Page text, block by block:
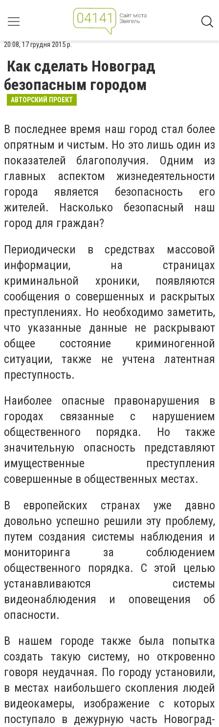
20:08, 17 грудня 2015 р.
Как сделать Новоград
безопасным городом
АВТОРСКИЙ ПРОЕКТ
В последнее время наш город стал более
опрятным и чистым. Но это лишь один из
показателей благополучия. Одним из
главных аспектом жизнедеятельности
города является безопасность его
жителей. Насколько безопасный наш
город для граждан?
Периодически в средствах массовой
информации, на страницах
криминальной хроники, появляются
сообщения о совершенных и раскрытых
преступлениях. Но необходимо заметить,
что указанные данные не раскрывают
общее состояние криминогенной
ситуации, также не учтена латентная
преступность.
Наиболее опасные правонарушения в
городах связанные с нарушением
общественного порядка. Но также
значительную опасность представляют
имущественные преступления
совершенные в общественных местах.
В европейских странах уже давно
довольно успешно решили эту проблему,
путем создания системы наблюдения и
мониторинга за соблюдением
общественного порядка. С этой целью
устанавливаются системы
видеонаблюдения и оповещения об
опасности.
В нашем городе также была попытка
создать такую систему, но откровенно
говоря неудачная. По городу установили,
в местах наибольшего скопления людей
видеокамеры, изображение с которых
поступало в дежурную часть Новоград-